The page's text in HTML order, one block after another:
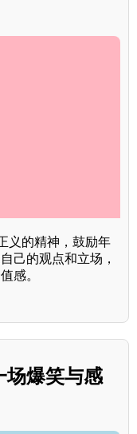
义的精神，鼓励年
己的观点和立场，
感。
场爆笑与感